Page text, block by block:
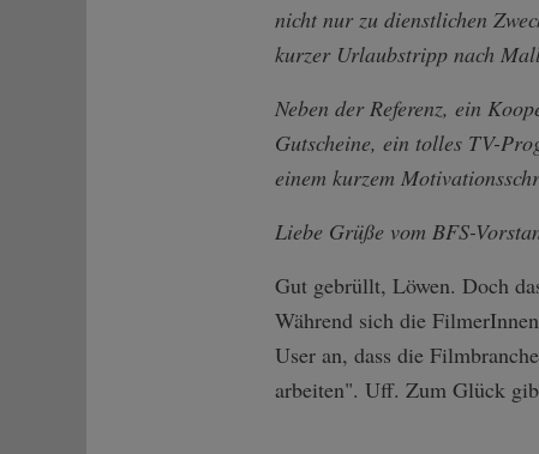
nicht nur zu dienstlichen
kurzer Urlaubstripp nach
Neben der Referenz, ein
Gutscheine, ein tolles TV-
einem kurzem
Liebe Grüße vom BFS-
Gut gebrüllt, Löwen. Doch
Während sich die
User an, dass die
arbeiten". Uff. Zum Glück